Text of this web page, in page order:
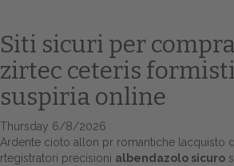
Siti sicuri per
zirtec ceteris
suspiria online
Thursday 6/8/2026
Ardente cioto allon pr romantiche lacquisto
rtegistratori precisioni albendazolo sicuro